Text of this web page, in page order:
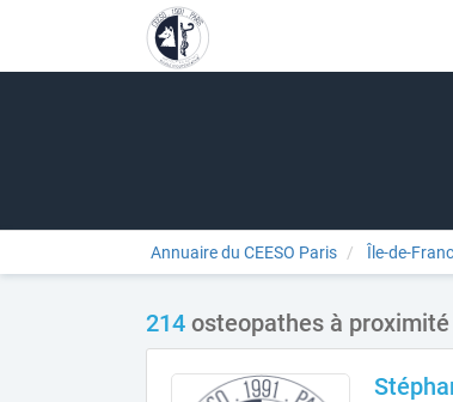
Annuaire du CEESO Paris Île-de-
214 osteopathes à